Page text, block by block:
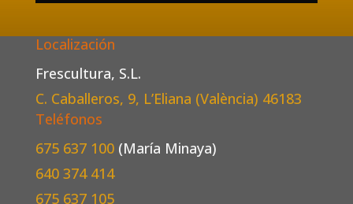
Localización
Frescultura, S.L.
C. Caballeros, 9, L’Eliana (València) 46183
Teléfonos
675 637 100 (María Minaya)
640 374 414
675 637 105